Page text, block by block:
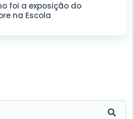
foi a exposição do
na Escola